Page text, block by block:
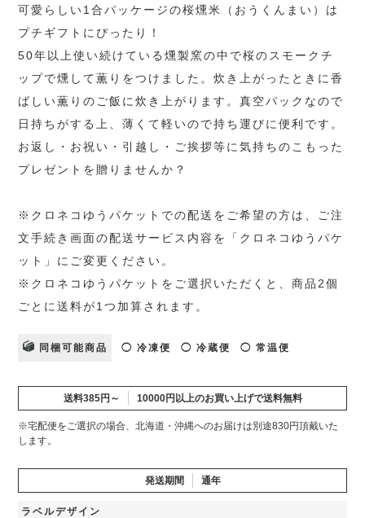
可愛らしい1合パッケージの桜燻米（おうくんまい）は
プチギフトにぴったり！
50年以上使い続けている燻製窯の中で桜のスモークチ
ップで燻して薫りをつけました。炊き上がったときに香
ばしい薫りのご飯に炊き上がります。真空パックなので
日持ちがする上、薄くて軽いので持ち運びに便利です。
お返し・お祝い・引越し・ご挨拶等に気持ちのこもった
プレゼントを贈りませんか？
※クロネコゆうパケットでの配送をご希望の方は、ご注
文手続き画面の配送サービス内容を「クロネコゆうパケ
ット」にご変更ください。
※クロネコゆうパケットをご選択いただくと、商品2個
ごとに送料が1つ加算されます。
同梱可能商品 ◯ 冷凍便 ◯ 冷蔵便 ◯ 常温便
送料385円～ 10000円以上のお買い上げで送料無料
※宅配便をご選択の場合、北海道・沖縄へのお届けは別途830円頂戴いた
します。
発送期間 通年
ラベルデザイン